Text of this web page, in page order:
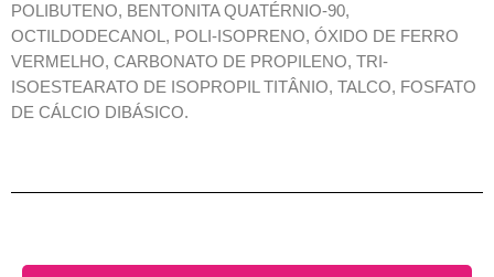
POLIBUTENO, BENTONITA QUATÉRNIO-90,
OCTILDODECANOL, POLI-ISOPRENO, ÓXIDO DE FERRO
VERMELHO, CARBONATO DE PROPILENO, TRI-
ISOESTEARATO DE ISOPROPIL TITÂNIO, TALCO, FOSFATO
DE CÁLCIO DIBÁSICO.